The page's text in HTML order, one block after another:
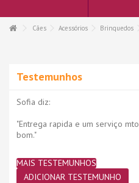
Cães Acessórios Brinquedos
Testemunhos
Sofia diz:
"Entrega rapida e um serviço mto
bom."
MAIS TESTEMUNHOS
ADICIONAR TESTEMUNHO